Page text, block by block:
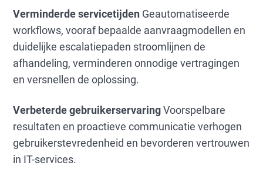
Verminderde servicetijden Geautomatiseerde
workflows, vooraf bepaalde aanvraagmodellen en
duidelijke escalatiepaden stroomlijnen de
afhandeling, verminderen onnodige vertragingen
en versnellen de oplossing.
Verbeterde gebruikerservaringVoorspelbare
resultaten en proactieve communicatie verhogen
gebruikerstevredenheid en bevorderen vertrouwen
in IT-services.